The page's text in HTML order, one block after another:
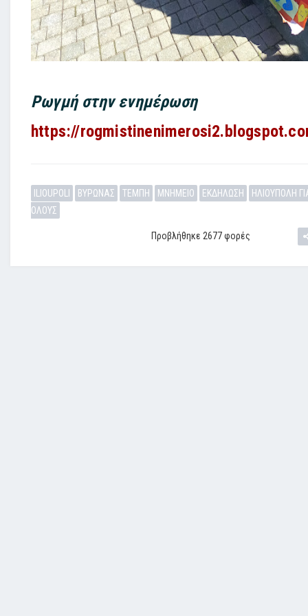
Ρωγμή στην ενημέρωση
https://
ILIOUPOLI ΒΥΡΩΝΑΣ ΤΕΜΠΗ ΜΝΗΜΕΙΟ ΕΚΔΗΛΩΣΗ
ΗΛΙΟΥΠΟΛΗ
ΟΛΟΥΣ
Προβλήθηκε 2677 φορές